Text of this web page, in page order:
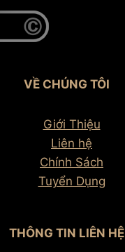
VỀ CHÚNG TÔI
Giới Thiệu
Liên hệ
Chính Sách
Tuyển Dụng
THÔNG TIN LIÊN HỆ